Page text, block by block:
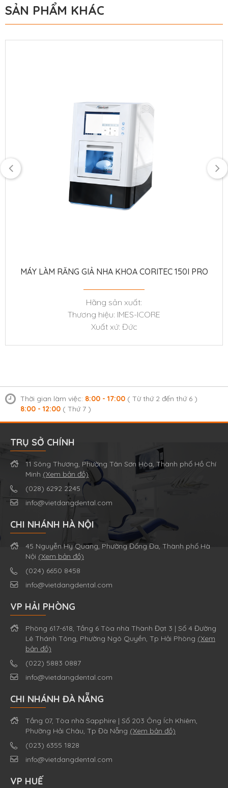
SẢN PHẨM KHÁC
MÁY LÀM RĂNG GIẢ NHA KHOA CORITEC 150I PRO
Hãng sản xuất:
Thương hiệu: IMES-ICORE
Xuất xứ: Đức
Thời gian làm việc: 8:00 - 17:00 ( Từ thứ 2 đến thứ 6 )
8:00 - 12:00 ( Thứ 7 )
TRỤ SỞ CHÍNH
11 Sông Thương, Phường Tân Sơn Hòa, Thành phố Hồ Chí
Minh (Xem bản đồ)
(028) 6292 2245
info@vietdangdental.com
CHI NHÁNH HÀ NỘI
45 Nguyễn Hy Quang, Phường Đống Đa, Thành phố Hà
Nội (Xem bản đồ)
(024) 6650 8458
info@vietdangdental.com
VP HẢI PHÒNG
Phòng 617-618, Tầng 6 Tòa nhà Thành Đạt 3 | Số 4 Đường
Lê Thánh Tông, Phường Ngô Quyền, Tp Hải Phòng (Xem
bản đồ)
(022) 5883 0887
info@vietdangdental.com
CHI NHÁNH ĐÀ NẴNG
Tầng 07, Tòa nhà Sapphire | Số 203 Ông Ích Khiêm,
Phường Hải Châu, Tp Đà Nẵng (Xem bản đồ)
(023) 6355 1828
info@vietdangdental.com
VP HUẾ